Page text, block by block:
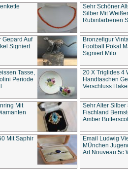
Sehr Schöner
Silber Mit
Rubinfarbenen
Gepard Auf
Signiert
Bronzefigur
Football Pokal
Signiert Milo
Tasse,
Periode
20 X Triglides 4
Handtaschen
Verschluss
Mit
Sehr Alter
Fischland
Amber
Mit Saphir
Email Ludwig
MÜnchen
Art Nouveau 5c